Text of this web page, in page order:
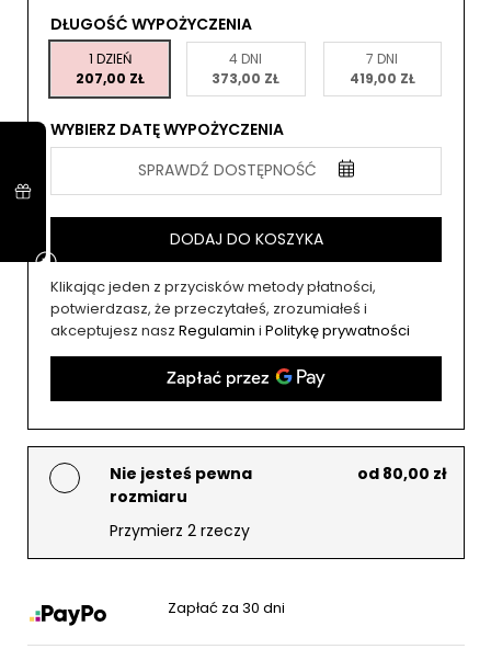
DŁUGOŚĆ WYPOŻYCZENIA
1 DZIEŃ
207,00 ZŁ
4 DNI
373,00 ZŁ
7 DNI
419,00 ZŁ
WYBIERZ DATĘ WYPOŻYCZENIA
SPRAWDŹ DOSTĘPNOŚĆ
DODAJ DO KOSZYKA
Klikając jeden z przycisków metody płatności,
potwierdzasz, że przeczytałeś, zrozumiałeś i
akceptujesz nasz Regulamin i Politykę prywatności
Nie jesteś pewna
rozmiaru
od 80,00 zł
Przymierz 2 rzeczy
Zapłać za 30 dni